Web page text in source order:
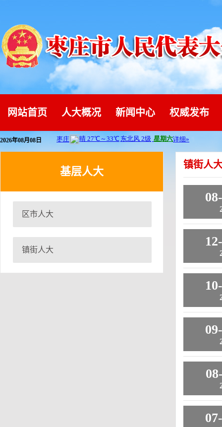
网站首页 人大概况 新闻中心 权威发布
2026年08月08日
基层人大
区市人大
镇街人大
镇街人